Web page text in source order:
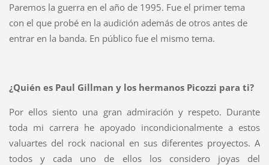
Paremos la guerra en el año de 1995. Fue el primer tema
con el que probé en la audición además de otros antes de
entrar en la banda. En público fue el mismo tema.
¿Quién es Paul Gillman y los hermanos Picozzi para ti?
Por ellos siento una gran admiración y respeto. Durante
toda mi carrera he apoyado incondicionalmente a estos
valuartes del rock nacional en sus diferentes proyectos. A
todos y cada uno de ellos los considero joyas del